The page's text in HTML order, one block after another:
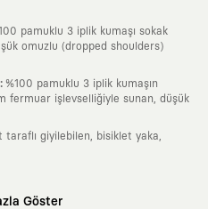
pamuklu 3 iplik kumaşı sokak
omuzlu (dropped shoulders)
: %100 pamuklu 3 iplik kumaşın
fermuar işlevselliğiyle sunan, düşük
taraflı giyilebilen, bisiklet yaka,
Göster